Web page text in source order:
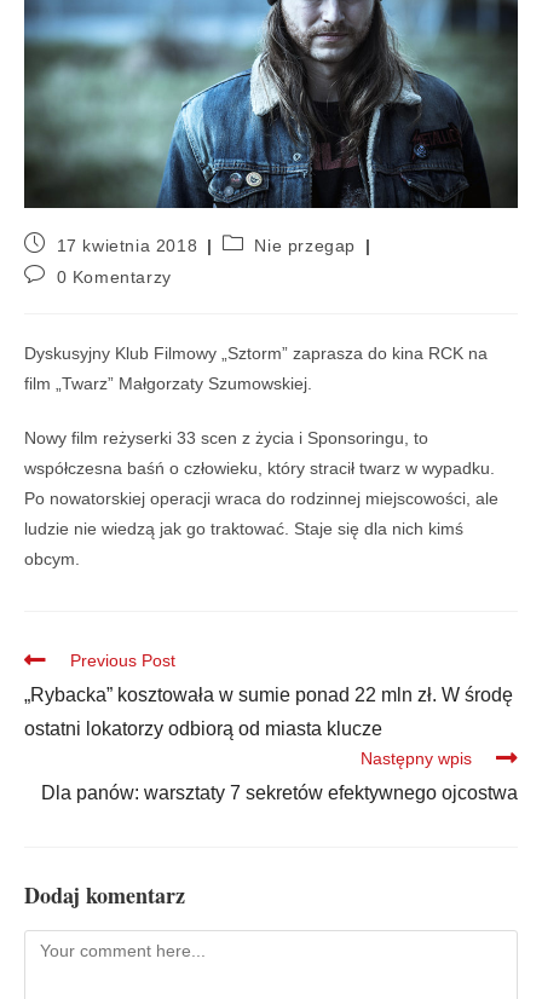
17 kwietnia 2018
Nie przegap
0 Komentarzy
Dyskusyjny Klub Filmowy „Sztorm” zaprasza do kina RCK na
film „Twarz” Małgorzaty Szumowskiej.
Nowy film reżyserki 33 scen z życia i Sponsoringu, to
współczesna baśń o człowieku, który stracił twarz w wypadku.
Po nowatorskiej operacji wraca do rodzinnej miejscowości, ale
ludzie nie wiedzą jak go traktować. Staje się dla nich kimś
obcym.
Previous Post
„Rybacka” kosztowała w sumie ponad 22 mln zł. W środę
ostatni lokatorzy odbiorą od miasta klucze
Następny wpis
Dla panów: warsztaty 7 sekretów efektywnego ojcostwa
Dodaj komentarz